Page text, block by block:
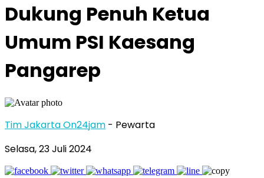
Dukung Penuh Ketua
Umum PSI Kaesang
Pangarep
Tim Jakarta On24jam - Pewarta
Selasa, 23 Juli 2024